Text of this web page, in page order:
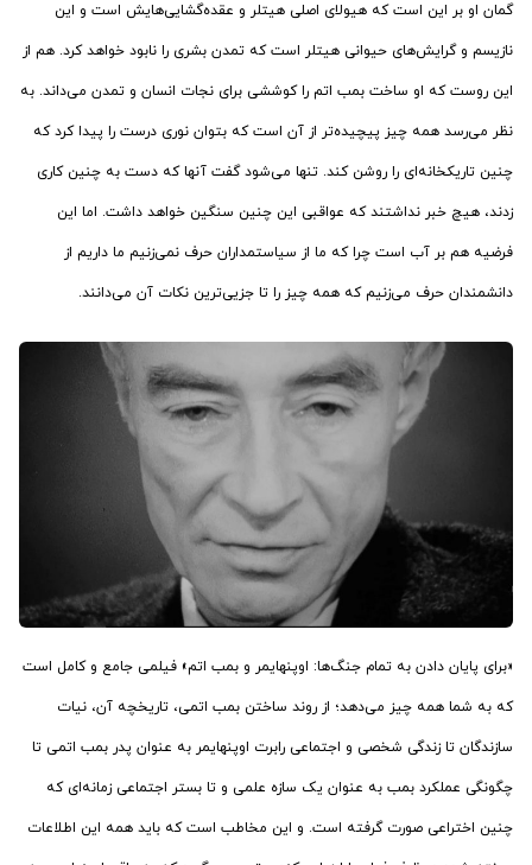
گمان او بر این است که هیولای اصلی هیتلر و عقده‌گشایی‌هایش است و این
نازیسم و گرایش‌های حیوانی هیتلر است که تمدن بشری را نابود خواهد کرد. هم از
این روست که او ساخت بمب اتم را کوششی برای نجات انسان و تمدن می‌داند. به
نظر می‌رسد همه چیز پیچیده‌تر از آن است که بتوان نوری درست را پیدا کرد که
چنین تاریکخانه‌ای را روشن کند. تنها می‌شود گفت آنها که دست به چنین کاری
زدند، هیچ خبر نداشتند که عواقبی این چنین سنگین خواهد داشت. اما این
فرضیه هم بر آب است چرا که ما از سیاستمداران حرف نمی‌زنیم ما داریم از
دانشمندان حرف می‌زنیم که همه چیز را تا جزیی‌ترین نکات آن می‌دانند.
«برای پایان دادن به تمام جنگ‌ها: اوپنهایمر و بمب اتم» فیلمی جامع و کامل است
که به شما همه چیز می‌دهد؛ از روند ساختن بمب اتمی، تاریخچه آن، نیات
سازندگان تا زندگی شخصی و اجتماعی رابرت اوپنهایمر به عنوان پدر بمب اتمی تا
چگونگی عملکرد بمب به عنوان یک سازه علمی و تا بستر اجتماعی زمانه‌ای که
چنین اختراعی صورت گرفته است. و این مخاطب است که باید همه این اطلاعات